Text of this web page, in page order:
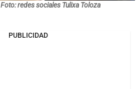
Foto: redes sociales Tulixa Toloza
PUBLICIDAD